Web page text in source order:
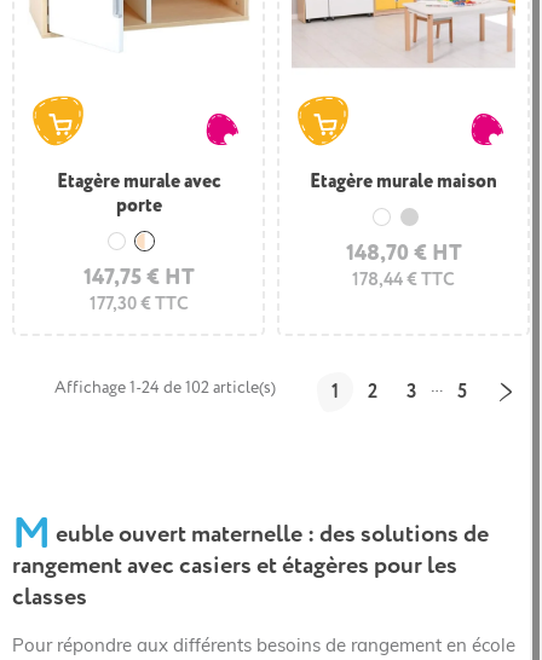
Etagère murale avec
porte
147,75 € HT
177,30 € TTC
BlancBois et blanc
Etagère murale maison
148,70 € HT
178,44 € TTC
BlancGris clair
Affichage 1-24 de 102 article(s) 1 2 3 … 5
M euble ouvert maternelle : des solutions de
rangement avec casiers et étagères pour les
classes
Pour répondre aux différents besoins de rangement en école